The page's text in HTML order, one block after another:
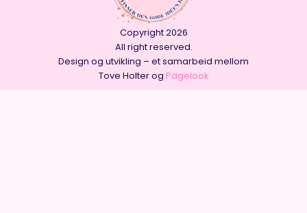
Copyright 2026
All right reserved.
Design og utvikling – et samarbeid mellom
Tove Holter og Pagelook